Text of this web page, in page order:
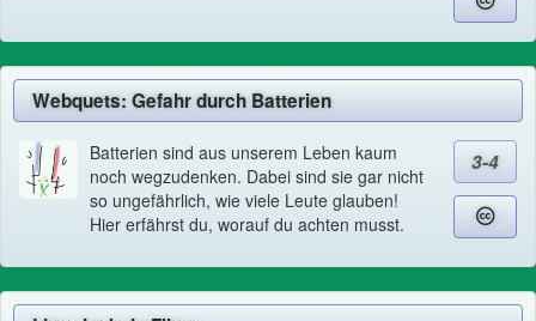
Webquets: Gefahr durch Batterien
Batterien sind aus unserem Leben kaum
noch wegzudenken. Dabei sind sie gar nicht
so ungefährlich, wie viele Leute glauben!
Hier erfährst du, worauf du achten musst.
3-4